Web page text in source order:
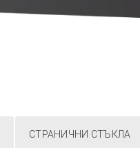
СТРАНИЧНИ СТЪКЛА